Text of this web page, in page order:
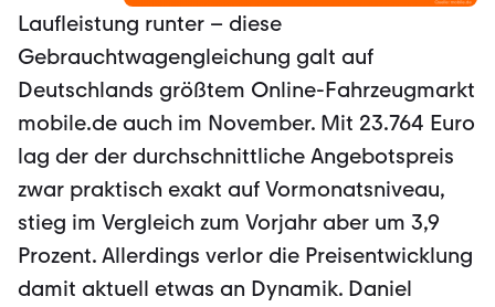
Laufleistung runter – diese
Gebrauchtwagengleichung galt auf
Deutschlands größtem Online-Fahrzeugmarkt
mobile.de auch im November. Mit 23.764 Euro
lag der der durchschnittliche Angebotspreis
zwar praktisch exakt auf Vormonatsniveau,
stieg im Vergleich zum Vorjahr aber um 3,9
Prozent. Allerdings verlor die Preisentwicklung
damit aktuell etwas an Dynamik. Daniel